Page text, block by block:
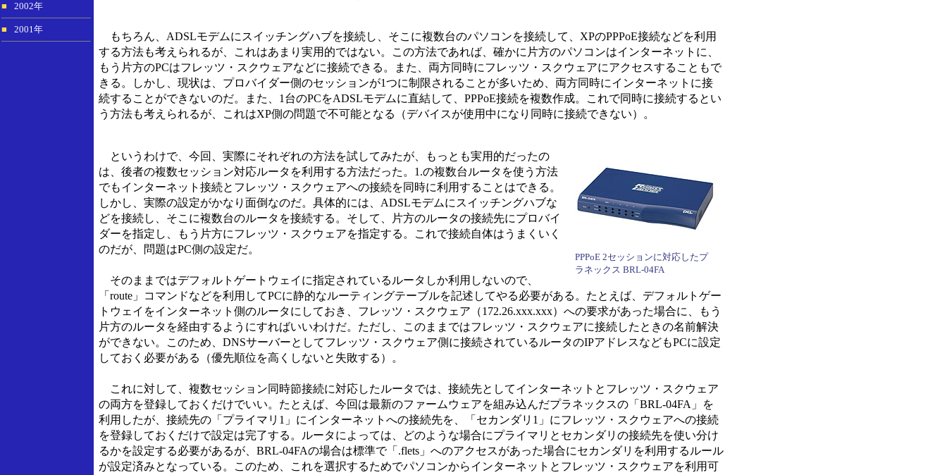
■ 2002年
■ 2001年
もちろん、ADSLモデムにスイッチングハブを接続し、そこに複数台のパソコンを接続して、XPのPPPoE接続などを利用
する方法も考えられるが、これはあまり実用的ではない。この方法であれば、確かに片方のパソコンはインターネットに、
もう片方のPCはフレッツ・スクウェアなどに接続できる。また、両方同時にフレッツ・スクウェアにアクセスすることもで
きる。しかし、現状は、プロバイダー側のセッションが1つに制限されることが多いため、両方同時にインターネットに接
続することができないのだ。また、1台のPCをADSLモデムに直結して、PPPoE接続を複数作成。これで同時に接続するとい
う方法も考えられるが、これはXP側の問題で不可能となる（デバイスが使用中になり同時に接続できない）。
PPPoE 2セッションに対応したプ
ラネックス BRL-04FA
というわけで、今回、実際にそれぞれの方法を試してみたが、もっとも実用的だったの
は、後者の複数セッション対応ルータを利用する方法だった。1.の複数台ルータを使う方法
でもインターネット接続とフレッツ・スクウェアへの接続を同時に利用することはできる。
しかし、実際の設定がかなり面倒なのだ。具体的には、ADSLモデムにスイッチングハブな
どを接続し、そこに複数台のルータを接続する。そして、片方のルータの接続先にプロバイ
ダーを指定し、もう片方にフレッツ・スクウェアを指定する。これで接続自体はうまくいく
のだが、問題はPC側の設定だ。
そのままではデフォルトゲートウェイに指定されているルータしか利用しないので、
「route」コマンドなどを利用してPCに静的なルーティングテーブルを記述してやる必要がある。たとえば、デフォルトゲー
トウェイをインターネット側のルータにしておき、フレッツ・スクウェア（172.26.xxx.xxx）への要求があった場合に、もう
片方のルータを経由するようにすればいいわけだ。ただし、このままではフレッツ・スクウェアに接続したときの名前解決
ができない。このため、DNSサーバーとしてフレッツ・スクウェア側に接続されているルータのIPアドレスなどもPCに設定
しておく必要がある（優先順位を高くしないと失敗する）。
これに対して、複数セッション同時節接続に対応したルータでは、接続先としてインターネットとフレッツ・スクウェア
の両方を登録しておくだけでいい。たとえば、今回は最新のファームウェアを組み込んだプラネックスの「BRL-04FA」を
利用したが、接続先の「プライマリ1」にインターネットへの接続先を、「セカンダリ1」にフレッツ・スクウェアへの接続
を登録しておくだけで設定は完了する。ルータによっては、どのような場合にプライマリとセカンダリの接続先を使い分け
るかを設定する必要があるが、BRL-04FAの場合は標準で「.flets」へのアクセスがあった場合にセカンダリを利用するルール
が設定済みとなっている。このため、これを選択するためでパソコンからインターネットとフレッツ・スクウェアを利用可